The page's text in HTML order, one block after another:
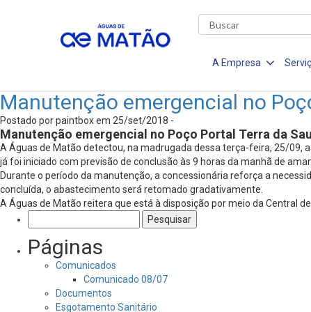
A Empresa
Manutenção emergencial no
Postado por paintbox em 25/set/2018 -
Manutenção emergencial no Poço Portal Terra da
A Águas de Matão detectou, na madrugada dessa terça-feira, 25/09,
já foi iniciado com previsão de conclusão às 9 horas da manhã de
Durante o período da manutenção, a concessionária reforça a
concluída, o abastecimento será retomado gradativamente.
A Águas de Matão reitera que está à disposição por meio da Central
por:
Páginas
Comunicados
Comunicado 08/07
Documentos
Esgotamento Sanitário